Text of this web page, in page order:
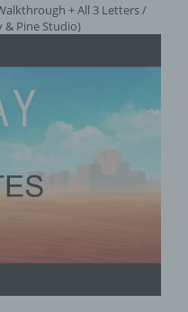
+ All 3 Letters /
& Pine Studio)